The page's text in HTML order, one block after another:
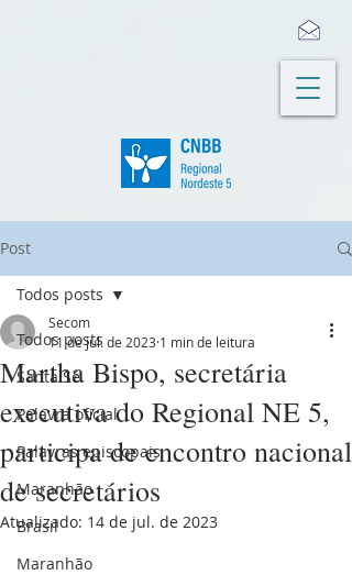
Post
Todos posts
Santa Sé
Palavra oficial
Palavras episcopais
Maranhão
Brasil
Maranhão
Todos posts
Martha Bispo, secretária
executiva do Regional NE 5,
participa de encontro nacional
de secretários
Secom
11 de jul. de 2023 1 min de leitura
Atualizado: 14 de jul. de 2023